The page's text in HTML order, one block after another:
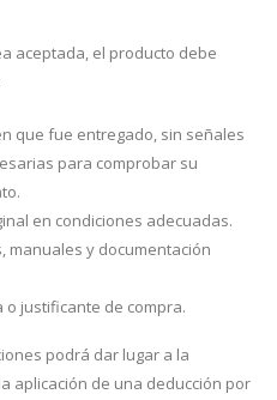
aceptada, el producto debe
que fue entregado, sin señales
para comprobar su
en condiciones adecuadas.
manuales y documentación
justificante de compra.
podrá dar lugar a la
aplicación de una deducción por